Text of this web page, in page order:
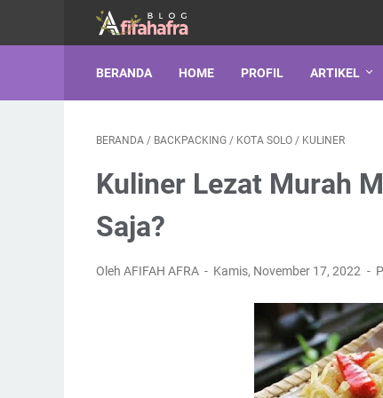
BERANDA HOME PROFIL ARTIKEL
BERANDA / BACKPACKING / KOTA SOLO / KULINER
Kuliner Lezat Murah
Saja?
Oleh AFIFAH AFRA Kamis, November 17, 2022